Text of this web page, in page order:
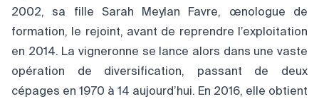
2002, sa fille Sarah Meylan Favre, œnologue de
formation, le rejoint, avant de reprendre l’exploitation
en 2014. La vigneronne se lance alors dans une vaste
opération de diversification, passant de deux
cépages en 1970 à 14 aujourd’hui. En 2016, elle obtient